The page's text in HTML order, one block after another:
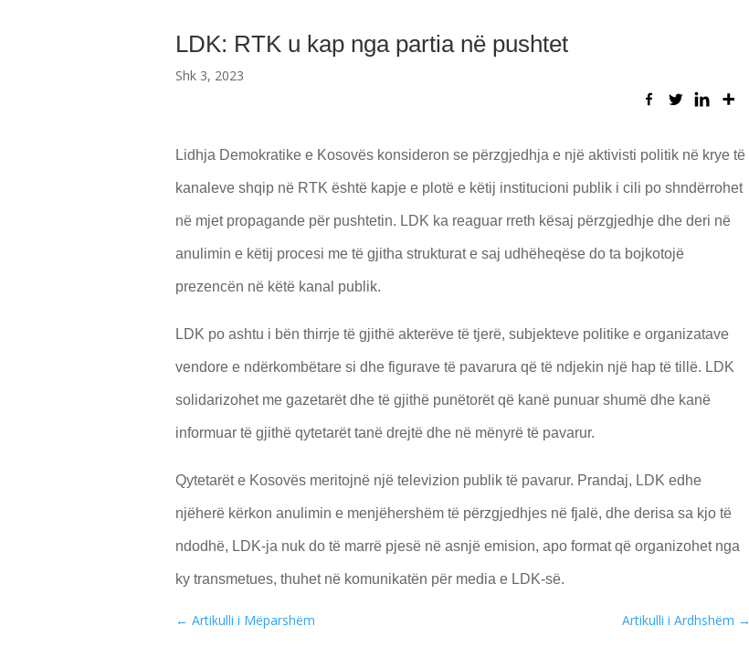
LDK: RTK u kap nga partia në pushtet
Shk 3, 2023
Lidhja Demokratike e Kosovës konsideron se përzgjedhja e një aktivisti politik në krye të
kanaleve shqip në RTK është kapje e plotë e këtij institucioni publik i cili po shndërrohet
në mjet propagande për pushtetin. LDK ka reaguar rreth kësaj përzgjedhje dhe deri në
anulimin e këtij procesi me të gjitha strukturat e saj udhëheqëse do ta bojkotojë
prezencën në këtë kanal publik.
LDK po ashtu i bën thirrje të gjithë akterëve të tjerë, subjekteve politike e organizatave
vendore e ndërkombëtare si dhe figurave të pavarura që të ndjekin një hap të tillë. LDK
solidarizohet me gazetarët dhe të gjithë punëtorët që kanë punuar shumë dhe kanë
informuar të gjithë qytetarët tanë drejtë dhe në mënyrë të pavarur.
Qytetarët e Kosovës meritojnë një televizion publik të pavarur. Prandaj, LDK edhe
njëherë kërkon anulimin e menjëhershëm të përzgjedhjes në fjalë, dhe derisa sa kjo të
ndodhë, LDK-ja nuk do të marrë pjesë në asnjë emision, apo format që organizohet nga
ky transmetues, thuhet në komunikatën për media e LDK-së.
← Artikulli i Mëparshëm Artikulli i Ardhshëm →